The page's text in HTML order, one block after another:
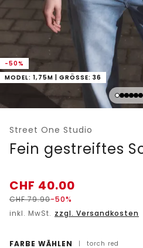
-50%
MODEL: 1,75M | GRÖSSE: 36
Street One Studio
Fein gestreiftes
CHF 40.00
CHF79.90-50%
inkl. MwSt. zzgl. Versandkosten
FARBE WÄHLEN | torch red